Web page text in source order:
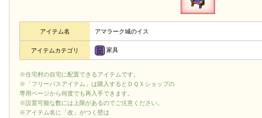
アイテム名 アマラーク城のイス
アイテムカテゴリ 家具
※住宅村の自宅に配置できるアイテムです。
※「フリーパスアイテム」は購入するとＤＱＸショップの
専用ページから何度でも再入手できます。
※設置可能な数には上限があるのでご注意ください。
※アイテム名に「改」がつく壁は